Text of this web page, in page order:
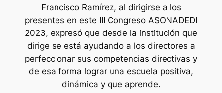
Francisco Ramírez, al dirigirse a los
presentes en este III Congreso ASONADEDI
2023, expresó que desde la institución que
dirige se está ayudando a los directores a
perfeccionar sus competencias directivas y
de esa forma lograr una escuela positiva,
dinámica y que aprende.